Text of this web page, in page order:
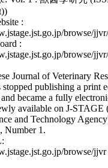
:
browse/
:
browse/
Journal of Veterinary
stopped publishing a print
became a fully
available on J-STAGE
and Technology
Number 1.
browse/jjvr